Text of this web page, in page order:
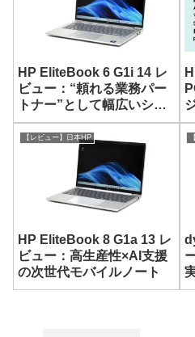
HP EliteBook 6 G1i 14 レ
ビュー：“頼れる業務パー
トナー”として幅広いシー
ンで活用できる 14型 AIモ
バイルノート
【レビュー】日本HP
HP EliteBook 8 G1a 13 レ
ビュー：高生産性×AI支援
の次世代モバイルノート